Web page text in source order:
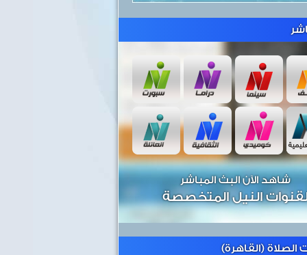
شاهد الآن البث المباشر
النيل المتخصصة
الصلاة (القاهرة)